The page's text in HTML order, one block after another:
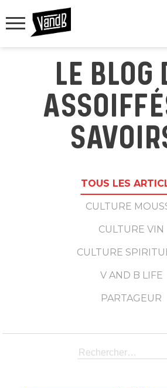
LE BLOG
TOUS LES
CULTURE
CULTURE VIN
CULTURE
V AND B LIFE
PARTAGEUR